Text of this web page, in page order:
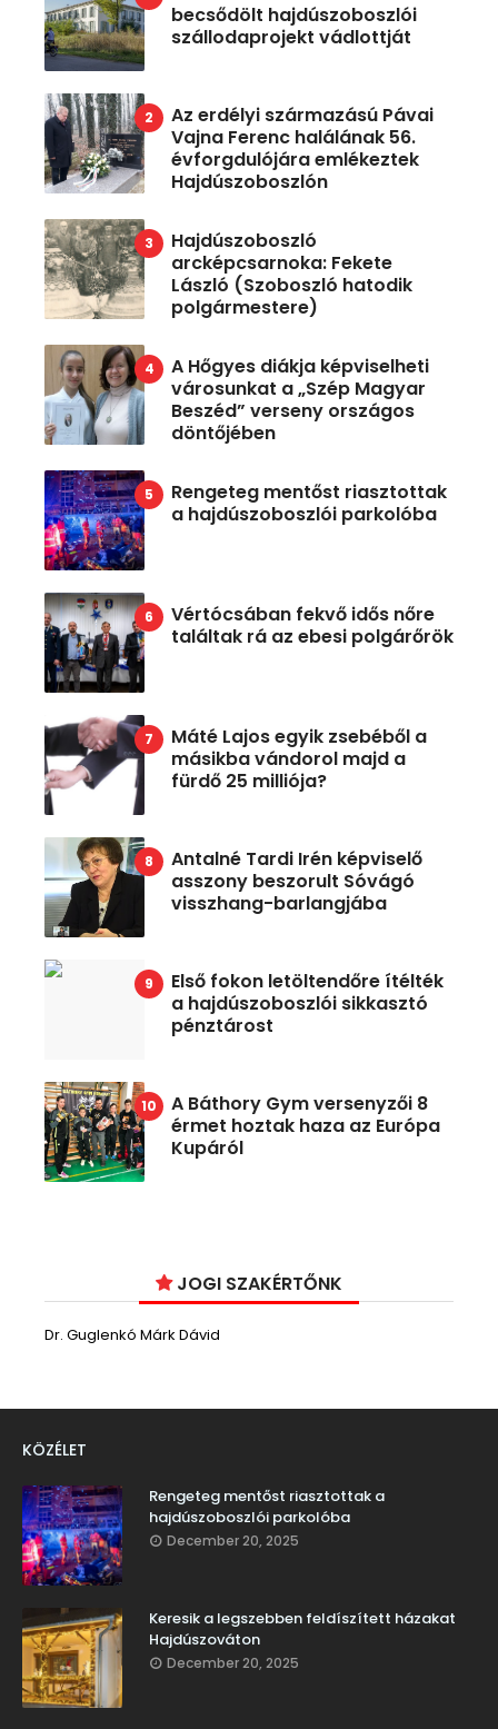
becsődölt hajdúszoboszlói
szállodaprojekt vádlottját
Az erdélyi származású Pávai
Vajna Ferenc halálának 56.
évforgdulójára emlékeztek
Hajdúszoboszlón
Hajdúszoboszló
arcképcsarnoka: Fekete
László (Szoboszló hatodik
polgármestere)
A Hőgyes diákja képviselheti
városunkat a „Szép Magyar
Beszéd” verseny országos
döntőjében
Rengeteg mentőst riasztottak
a hajdúszoboszlói parkolóba
Vértócsában fekvő idős nőre
találtak rá az ebesi polgárőrök
Máté Lajos egyik zsebéből a
másikba vándorol majd a
fürdő 25 milliója?
Antalné Tardi Irén képviselő
asszony beszorult Sóvágó
visszhang-barlangjába
Első fokon letöltendőre ítélték
a hajdúszoboszlói sikkasztó
pénztárost
A Báthory Gym versenyzői 8
érmet hoztak haza az Európa
Kupáról
JOGI SZAKÉRTŐNK
Dr. Guglenkó Márk Dávid
KÖZÉLET
Rengeteg mentőst riasztottak a
hajdúszoboszlói parkolóba
December 20, 2025
Keresik a legszebben feldíszített házakat
Hajdúszováton
December 20, 2025